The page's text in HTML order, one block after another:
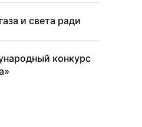
и света ради
конкурс